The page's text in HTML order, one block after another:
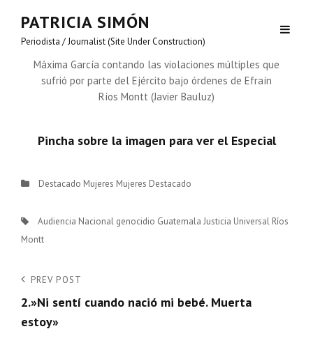
PATRICIA SIMÓN
Periodista / Journalist (Site Under Construction)
Máxima García contando las violaciones múltiples que
sufrió por parte del Ejército bajo órdenes de Efraín
Ríos Montt (Javier Bauluz)
Pincha sobre la imagen para ver el Especial
Categories
Destacado Mujeres Mujeres Destacado
Tags,Audiencia Nacional genocidio Guatemala Justicia Universal Ríos
Montt
Navegación
de
entradas
Previous
Post
PREV POST
2.»Ni sentí cuando nació mi bebé. Muerta
estoy»